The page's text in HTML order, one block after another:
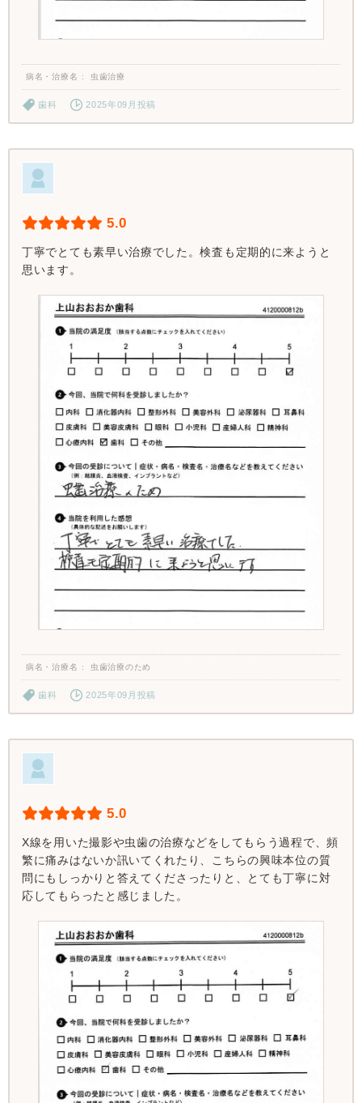
病名・治療名 虫歯治療
歯科 2025年09月投稿
5.0
丁寧でとても素早い治療でした。検査も定期的に来ようと
思います。
病名・治療名 虫歯治療のため
歯科 2025年09月投稿
5.0
X線を用いた撮影や虫歯の治療などをしてもらう過程で、頻
繁に痛みはないか訊いてくれたり、こちらの興味本位の質
問にもしっかりと答えてくださったりと、とても丁寧に対
応してもらったと感じました。